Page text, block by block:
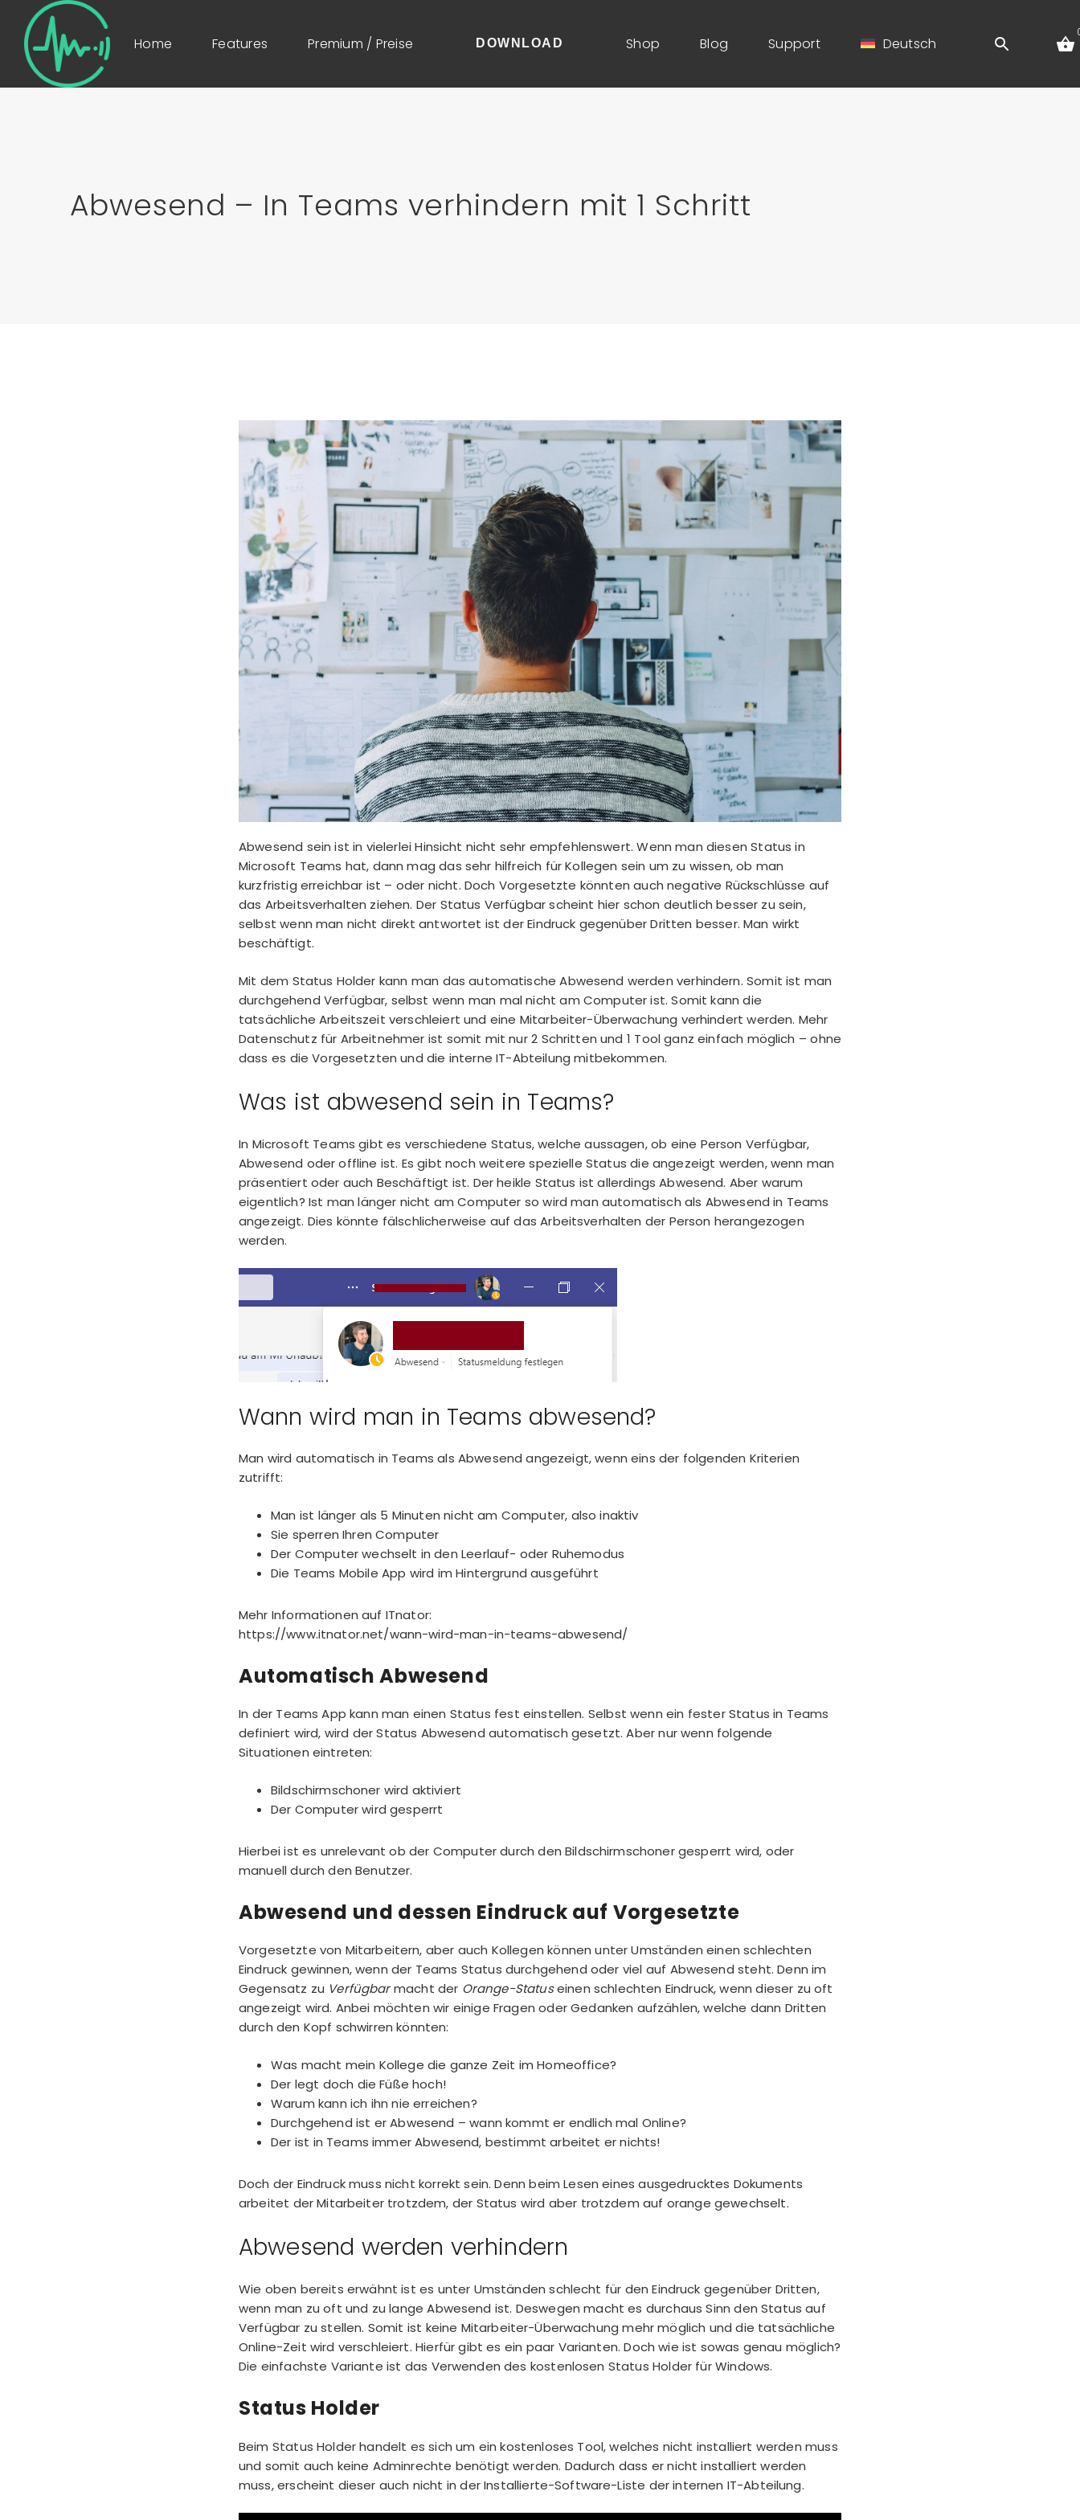
Home Features Premium / Preise DOWNLOAD Shop Blog Support Deutsch
Abwesend – In Teams verhindern mit 1 Schritt
Abwesend sein ist in vielerlei Hinsicht nicht sehr empfehlenswert. Wenn man diesen Status in
Microsoft Teams hat, dann mag das sehr hilfreich für Kollegen sein um zu wissen, ob man
kurzfristig erreichbar ist – oder nicht. Doch Vorgesetzte könnten auch negative Rückschlüsse auf
das Arbeitsverhalten ziehen. Der Status Verfügbar scheint hier schon deutlich besser zu sein,
selbst wenn man nicht direkt antwortet ist der Eindruck gegenüber Dritten besser. Man wirkt
beschäftigt.
Mit dem Status Holder kann man das automatische Abwesend werden verhindern. Somit ist man
durchgehend Verfügbar, selbst wenn man mal nicht am Computer ist. Somit kann die
tatsächliche Arbeitszeit verschleiert und eine Mitarbeiter-Überwachung verhindert werden. Mehr
Datenschutz für Arbeitnehmer ist somit mit nur 2 Schritten und 1 Tool ganz einfach möglich – ohne
dass es die Vorgesetzten und die interne IT-Abteilung mitbekommen.
Was ist abwesend sein in Teams?
In Microsoft Teams gibt es verschiedene Status, welche aussagen, ob eine Person Verfügbar,
Abwesend oder offline ist. Es gibt noch weitere spezielle Status die angezeigt werden, wenn man
präsentiert oder auch Beschäftigt ist. Der heikle Status ist allerdings Abwesend. Aber warum
eigentlich? Ist man länger nicht am Computer so wird man automatisch als Abwesend in Teams
angezeigt. Dies könnte fälschlicherweise auf das Arbeitsverhalten der Person herangezogen
werden.
Wann wird man in Teams abwesend?
Man wird automatisch in Teams als Abwesend angezeigt, wenn eins der folgenden Kriterien
zutrifft:
Man ist länger als 5 Minuten nicht am Computer, also inaktiv
Sie sperren Ihren Computer
Der Computer wechselt in den Leerlauf- oder Ruhemodus
Die Teams Mobile App wird im Hintergrund ausgeführt
Mehr Informationen auf ITnator:
https://www.itnator.net/wann-wird-man-in-teams-abwesend/
Automatisch Abwesend
In der Teams App kann man einen Status fest einstellen. Selbst wenn ein fester Status in Teams
definiert wird, wird der Status Abwesend automatisch gesetzt. Aber nur wenn folgende
Situationen eintreten:
Bildschirmschoner wird aktiviert
Der Computer wird gesperrt
Hierbei ist es unrelevant ob der Computer durch den Bildschirmschoner gesperrt wird, oder
manuell durch den Benutzer.
Abwesend und dessen Eindruck auf Vorgesetzte
Vorgesetzte von Mitarbeitern, aber auch Kollegen können unter Umständen einen schlechten
Eindruck gewinnen, wenn der Teams Status durchgehend oder viel auf Abwesend steht. Denn im
Gegensatz zu Verfügbarmacht der Orange-Statuseinen schlechten Eindruck, wenn dieser zu oft
angezeigt wird. Anbei möchten wir einige Fragen oder Gedanken aufzählen, welche dann Dritten
durch den Kopf schwirren könnten:
Was macht mein Kollege die ganze Zeit im Homeoffice?
Der legt doch die Füße hoch!
Warum kann ich ihn nie erreichen?
Durchgehend ist er Abwesend – wann kommt er endlich mal Online?
Der ist in Teams immer Abwesend, bestimmt arbeitet er nichts!
Doch der Eindruck muss nicht korrekt sein. Denn beim Lesen eines ausgedrucktes Dokuments
arbeitet der Mitarbeiter trotzdem, der Status wird aber trotzdem auf orange gewechselt.
Abwesend werden verhindern
Wie oben bereits erwähnt ist es unter Umständen schlecht für den Eindruck gegenüber Dritten,
wenn man zu oft und zu lange Abwesend ist. Deswegen macht es durchaus Sinn den Status auf
Verfügbar zu stellen. Somit ist keine Mitarbeiter-Überwachung mehr möglich und die tatsächliche
Online-Zeit wird verschleiert. Hierfür gibt es ein paar Varianten. Doch wie ist sowas genau möglich?
Die einfachste Variante ist das Verwenden des kostenlosen Status Holder für Windows.
Status Holder
Beim Status Holder handelt es sich um ein kostenloses Tool, welches nicht installiert werden muss
und somit auch keine Adminrechte benötigt werden. Dadurch dass er nicht installiert werden
muss, erscheint dieser auch nicht in der Installierte-Software-Liste der internen IT-Abteilung.